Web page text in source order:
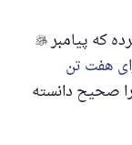

هفت تن
صحیح دانسته